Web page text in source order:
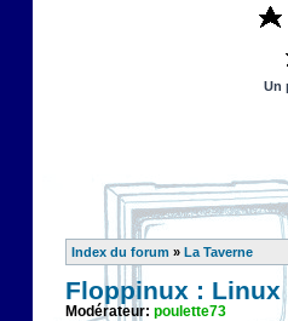
Un
Index du forum » La Taverne
Floppinux :
Modérateur: poulette73